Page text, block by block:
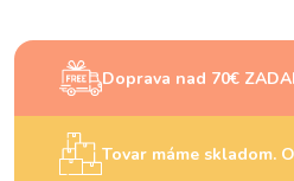
Doprava nad 70€
Tovar máme skladom.